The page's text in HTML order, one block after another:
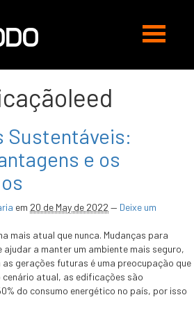
Abrir
e os
em 20 de May de 2022 — Deixe um
mais atual que nunca. Mudanças para
a manter um ambiente mais seguro,
gerações futuras é uma preocupação que
atual, as edificações são
do consumo energético no país, por isso